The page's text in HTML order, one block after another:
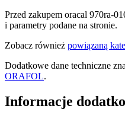
Przed zakupem oracal 970ra-
i parametry podane na stronie.
Zobacz również powiązaną
Dodatkowe dane techniczne
ORAFOL.
Informacje